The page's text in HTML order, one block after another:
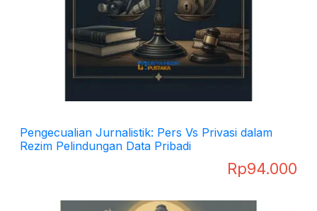
Pengecualian Jurnalistik: Pers Vs Privasi dalam
Rezim Pelindungan Data Pribadi
Rp94.000